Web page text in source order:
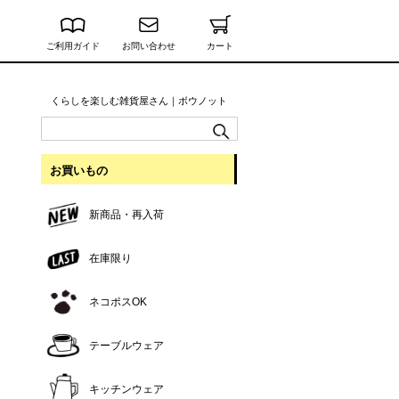
ご利用ガイド お問い合わせ カート
くらしを楽しむ雑貨屋さん｜ボウノット
お買いもの
新商品・再入荷
在庫限り
ネコポスOK
テーブルウェア
キッチンウェア